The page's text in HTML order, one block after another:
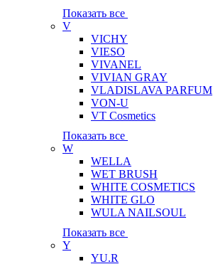
Показать все
V
VICHY
VIESO
VIVANEL
VIVIAN GRAY
VLADISLAVA PARFUM
VON-U
VT Cosmetics
Показать все
W
WELLA
WET BRUSH
WHITE COSMETICS
WHITE GLO
WULA NAILSOUL
Показать все
Y
YU.R